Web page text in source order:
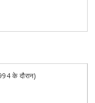
के दौरान)